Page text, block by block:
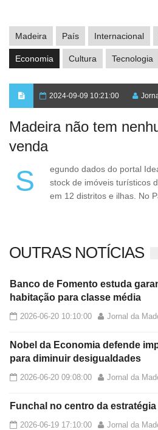
Madeira País Internacional
Economia Cultura Tecnologia
2024-09-09 10:21:00
Madeira não tem
venda
Segundo dados do portal Idealista, hoje divulgados, o
stock de imóveis turísticos
em 12 distritos e ilhas. No
OUTRAS NOTÍCIAS
Banco de Fomento estuda
habitação para classe média
2026-06-20 10:10:00 Jornal da
Nobel da Economia defende
para diminuir desigualdades
2026-06-20 09:08:00 Jornal da
Funchal no centro da
2026-06-19 17:10:00 Jornal da